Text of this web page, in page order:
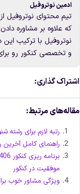
ادمین نوتروفیل
تیم محتوای نوتروفیل
که علاوه بر مشاوره
نوتروفیل با ترکیب
و تخصصی کنکور رو
گذاری:
مرتبط:
رتبه لازم برای رشته
راهنمای کامل آخرین
موفقیت در کنکور
ویژگی مشاور خوب